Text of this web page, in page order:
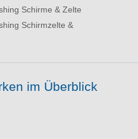
Schirme & Zelte
Schirmzelte &
im Überblick